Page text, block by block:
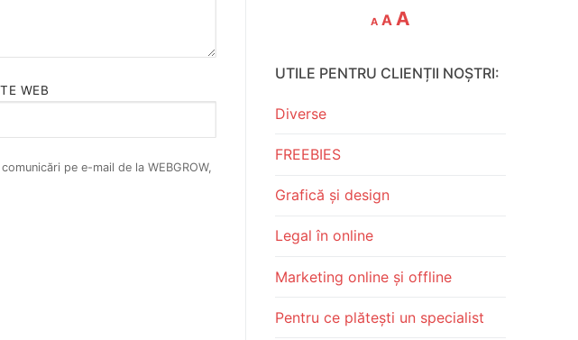
WEB
pe e-mail de la WEBGROW,
A
Decrease
font
A Reset
A
size.
UTILE PENTRU CLIENȚII NOȘTRI:
Diverse
FREEBIES
Grafică și design
Legal în online
Marketing online și offline
Pentru ce plătești un specialist